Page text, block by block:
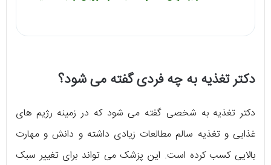
دکتر تغذیه به چه فردی گفته می شود؟
دکتر تغذیه به شخصی گفته می شود که در زمینه رژیم های
غذایی و تغذیه سالم مطالعات زیادی داشته و دانش و مهارت
بالایی کسب کرده است. این پزشک می تواند برای تغییر سبک